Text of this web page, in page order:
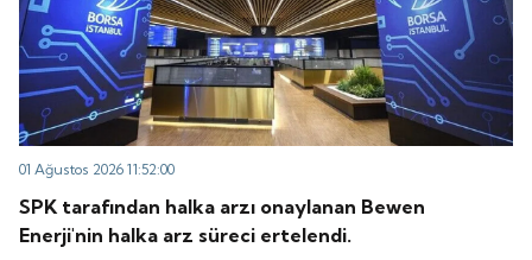
01 Ağustos 2026 11:52:00
SPK tarafından halka arzı onaylanan Bewen
Enerji'nin halka arz süreci ertelendi.